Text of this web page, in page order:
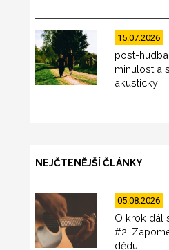
15.07.2026
post-
minulost a
akusticky
NEJČTENĚJŠÍ ČLÁNKY
05.08.2026
O krok dál
#2:
dědu